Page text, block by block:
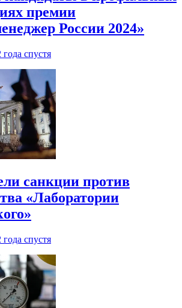
премии
России 2024»
года спустя
санкции против
«Лаборатории
года спустя